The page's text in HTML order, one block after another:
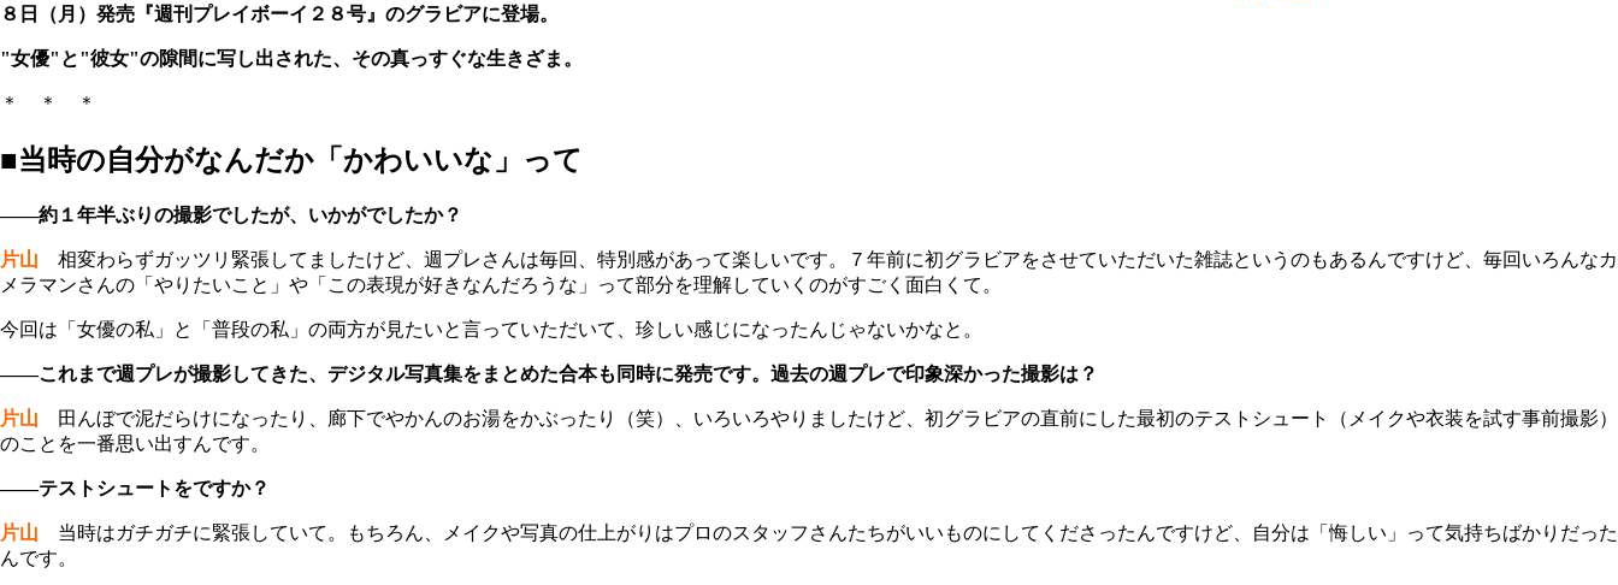
８日（月）発売『週刊プレイボーイ２８号』のグラビアに登場。
"女優"と"彼女"の隙間に写し出された、その真っすぐな生きざま。
＊ ＊ ＊
■当時の自分がなんだか「かわいいな」って
――約１年半ぶりの撮影でしたが、いかがでしたか？
片山 相変わらずガッツリ緊張してましたけど、週プレさんは毎回、特別感があって楽しいです。７年前に初グラビアをさせていただいた雑誌というのもあるんですけど、毎回いろんなカ
メラマンさんの「やりたいこと」や「この表現が好きなんだろうな」って部分を理解していくのがすごく面白くて。
今回は「女優の私」と「普段の私」の両方が見たいと言っていただいて、珍しい感じになったんじゃないかなと。
――これまで週プレが撮影してきた、デジタル写真集をまとめた合本も同時に発売です。過去の週プレで印象深かった撮影は？
片山 田んぼで泥だらけになったり、廊下でやかんのお湯をかぶったり（笑）、いろいろやりましたけど、初グラビアの直前にした最初のテストシュート（メイクや衣装を試す事前撮影）
のことを一番思い出すんです。
――テストシュートをですか？
片山 当時はガチガチに緊張していて。もちろん、メイクや写真の仕上がりはプロのスタッフさんたちがいいものにしてくださったんですけど、自分は「悔しい」って気持ちばかりだった
んです。